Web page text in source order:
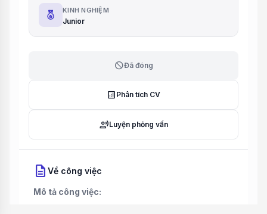
KINH NGHIỆM
Junior
blockĐã đóng
analytics Phân tích CV
record_voice_overLuyện phỏng vấn
description Về công việc
Mô tả công việc: